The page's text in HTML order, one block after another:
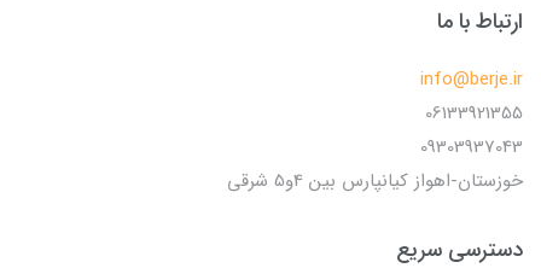
ارتباط با ما
info@berje.ir
06133921355
09303937043
خوزستان-اهواز کیانپارس بین 4و5 شرقی
دسترسی سریع